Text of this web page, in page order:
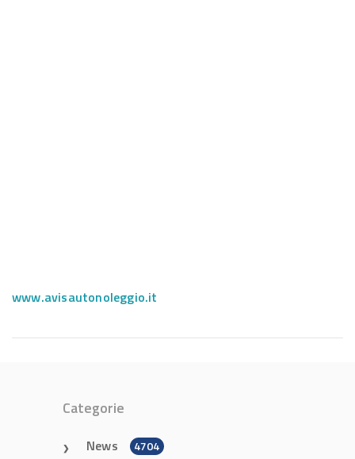
www.avisautonoleggio.it
Categorie
News 4704